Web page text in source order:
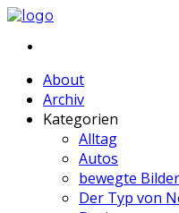
About
Archiv
Kategorien
Alltag
Autos
bewegte Bilder
Der Typ von